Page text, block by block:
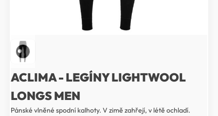
ACLIMA - LEGÍNY LIGHTWOOL
LONGS MEN
Pánské vlněné spodní kalhoty. V zimě zahřejí, v létě ochladí.